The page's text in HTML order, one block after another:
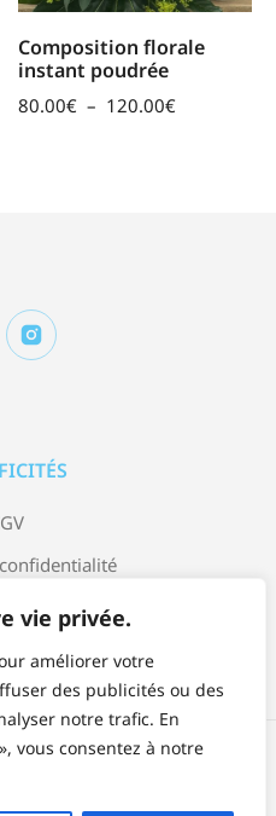
vie privée.
améliorer votre
des publicités ou des
notre trafic. En
vous consentez à notre
Composition florale
instant poudrée
80.00€ – 120.00€
légales